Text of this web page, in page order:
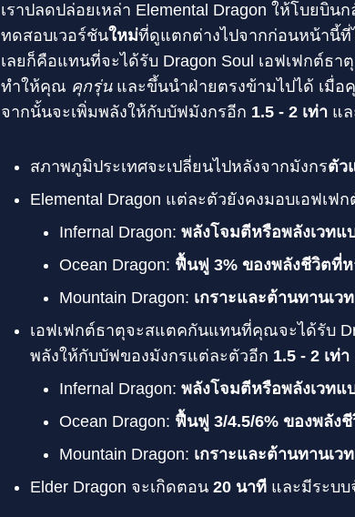
เราปลดปล่อยเหล่า Elemental Dragon ให้โบยบิน
ทดสอบเวอร์ชันใหม่ที่ดูแตกต่างไปจากก่อนหน้านี้ที่
เลยก็คือแทนที่จะได้รับ Dragon Soul เอฟเฟกต์ธ
ทำให้คุณ คุกรุ่น และขึ้นนำฝ่ายตรงข้ามไปได้ เมื่อ
จากนั้นจะเพิ่มพลังให้กับบัฟมังกรอีก 1.5 - 2 เท่า แ
สภาพภูมิประเทศจะเปลี่ยนไปหลังจากมังกรตัว
Elemental Dragon แต่ละตัวยังคงมอบเอฟเฟ
Infernal Dragon: พลังโจมตีหรือพลังเวทแ
Ocean Dragon: ฟื้นฟู 3% ของพลังชีวิตที่
Mountain Dragon: เกราะและต้านทานเว
เอฟเฟกต์ธาตุจะสแตคกันแทนที่คุณจะได้รับ
พลังให้กับบัฟของมังกรแต่ละตัวอีก 1.5 - 2 เท่า
Infernal Dragon: พลังโจมตีหรือพลังเวทแ
Ocean Dragon: ฟื้นฟู 3/4.5/6% ของพลัง
Mountain Dragon: เกราะและต้านทานเว
Elder Dragon จะเกิดตอน 20 นาที และมีระบบ